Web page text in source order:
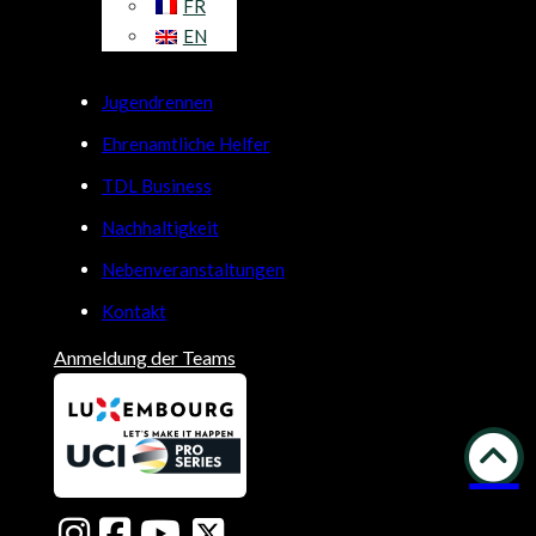
FR
EN
Jugendrennen
Ehrenamtliche Helfer
TDL Business
Nachhaltigkeit
Nebenveranstaltungen
Kontakt
Anmeldung der Teams